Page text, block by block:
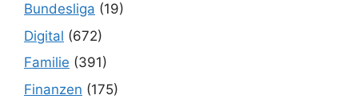
Bundesliga (19)
Digital (672)
Familie (391)
Finanzen (175)